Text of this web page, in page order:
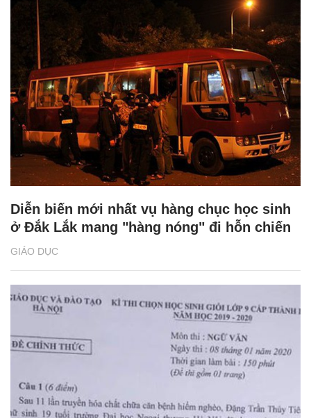
GIÁO DỤC
Diễn biến mới nhất vụ hàng chục học sinh
ở Đắk Lắk mang "hàng nóng" đi hỗn chiến